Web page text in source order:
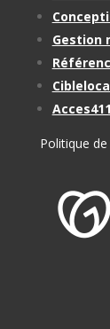
Gestion
Politique